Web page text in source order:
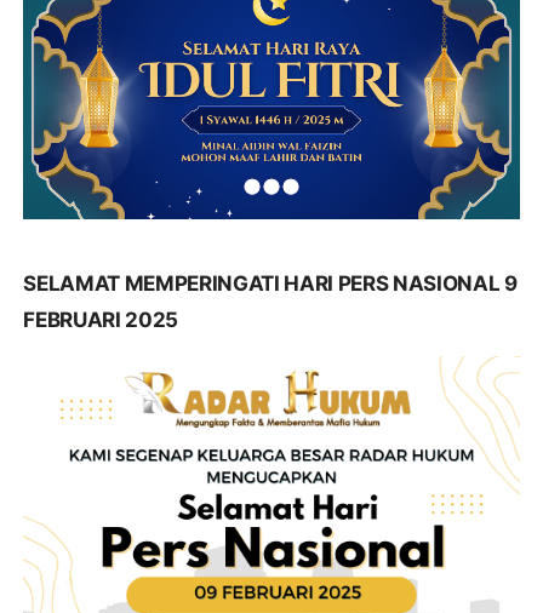
SELAMAT MEMPERINGATI HARI PERS NASIONAL 9
FEBRUARI 2025